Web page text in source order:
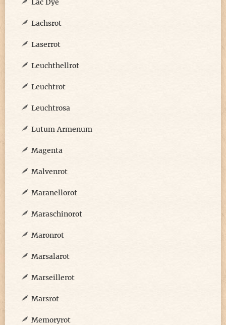
Lac Dye
Lachsrot
Laserrot
Leuchthellrot
Leuchtrot
Leuchtrosa
Lutum Armenum
Magenta
Malvenrot
Maranellorot
Maraschinorot
Maronrot
Marsalarot
Marseillerot
Marsrot
Memoryrot